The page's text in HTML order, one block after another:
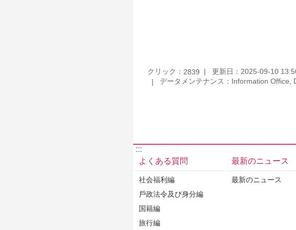
クリック： 2839 更新日：2025-09-10
データメンテナンス：Information Office,
:::
よくある質問
社会福利編
戶政法令及び身分編
国籍編
旅行編
最新のニュース
最新のニュース